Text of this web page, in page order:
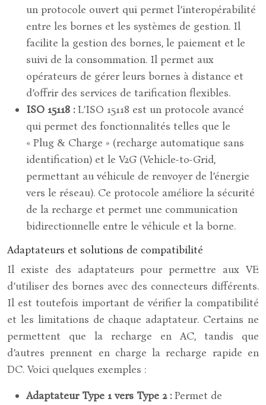
un protocole ouvert qui permet l’interopérabilité
entre les bornes et les systèmes de gestion. Il
facilite la gestion des bornes, le paiement et le
suivi de la consommation. Il permet aux
opérateurs de gérer leurs bornes à distance et
d’offrir des services de tarification flexibles.
ISO 15118 :L’ISO 15118 est un protocole avancé
qui permet des fonctionnalités telles que le
« Plug & Charge » (recharge automatique sans
identification) et le V2G (Vehicle-to-Grid,
permettant au véhicule de renvoyer de l’énergie
vers le réseau). Ce protocole améliore la sécurité
de la recharge et permet une communication
bidirectionnelle entre le véhicule et la borne.
Adaptateurs et solutions de compatibilité
Il existe des adaptateurs pour permettre aux VE
d’utiliser des bornes avec des connecteurs différents.
Il est toutefois important de vérifier la compatibilité
et les limitations de chaque adaptateur. Certains ne
permettent que la recharge en AC, tandis que
d’autres prennent en charge la recharge rapide en
DC. Voici quelques exemples :
Adaptateur Type 1 vers Type 2 :Permet de